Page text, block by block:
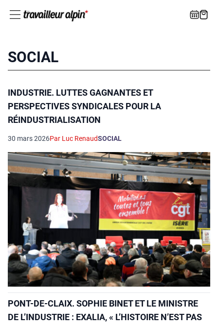
SOCIAL
INDUSTRIE. LUTTES GAGNANTES ET
PERSPECTIVES SYNDICALES POUR LA
RÉINDUSTRIALISATION
30 mars 2026Par Luc RenaudSOCIAL
PONT-DE-CLAIX. SOPHIE BINET ET LE MINISTRE
DE L’INDUSTRIE : EXALIA, « L’HISTOIRE N’EST PAS